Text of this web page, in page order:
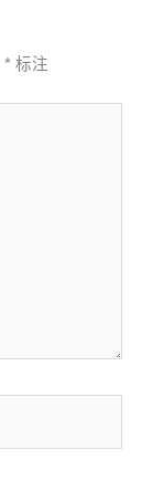
* 标注